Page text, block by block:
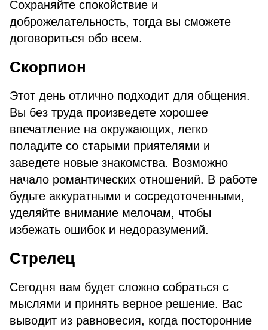
Сохраняйте спокойствие и
доброжелательность, тогда вы сможете
договориться обо всем.
Скорпион
Этот день отлично подходит для общения.
Вы без труда произведете хорошее
впечатление на окружающих, легко
поладите со старыми приятелями и
заведете новые знакомства. Возможно
начало романтических отношений. В работе
будьте аккуратными и сосредоточенными,
уделяйте внимание мелочам, чтобы
избежать ошибок и недоразумений.
Стрелец
Сегодня вам будет сложно собраться с
мыслями и принять верное решение. Вас
выводит из равновесия, когда посторонние